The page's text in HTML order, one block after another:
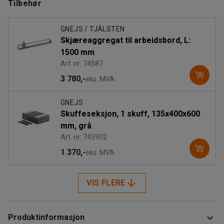
Tilbehør
GNEJS / TJÄLSTEN
Skjæreaggregat til arbeidsbord, L:
1500 mm
Art. nr: 74587
3 780,-eks. MVA
GNEJS
Skuffeseksjon, 1 skuff, 135x400x600
mm, grå
Art. nr: 745902
1 370,-eks. MVA
VIS FLERE
Produktinformasjon